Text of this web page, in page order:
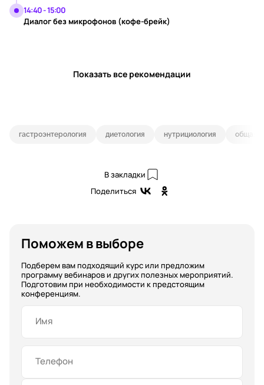
14:40 - 15:00
Диалог без микрофонов (кофе-брейк)
Показать все рекомендации
гастроэнтерология диетология нутрициология общая
В закладки
Поделиться
Поможем в выборе
Подберем вам подходящий курс или предложим
программу вебинаров и других полезных мероприятий.
Подготовим при необходимости к предстоящим
конференциям.
Имя
Телефон